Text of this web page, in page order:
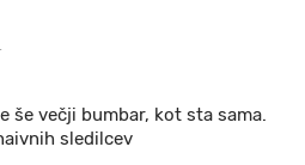
še večji bumbar, kot sta sama.
sledilcev